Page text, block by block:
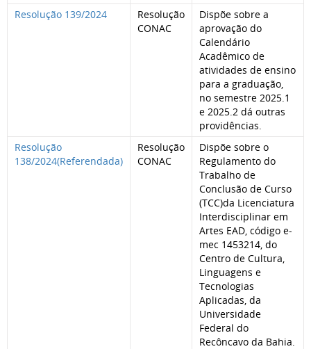
Resolução 139/2024
Resolução
CONAC
Dispõe sobre a
aprovação do
Calendário
Acadêmico de
atividades de ensino
para a graduação,
no semestre 2025.1
e 2025.2 dá outras
providências.
Resolução
138/2024(Referendada)
Resolução
CONAC
Dispõe sobre o
Regulamento do
Trabalho de
Conclusão de Curso
(TCC)da Licenciatura
Interdisciplinar em
Artes EAD, código e-
mec 1453214, do
Centro de Cultura,
Linguagens e
Tecnologias
Aplicadas, da
Universidade
Federal do
Recôncavo da Bahia.